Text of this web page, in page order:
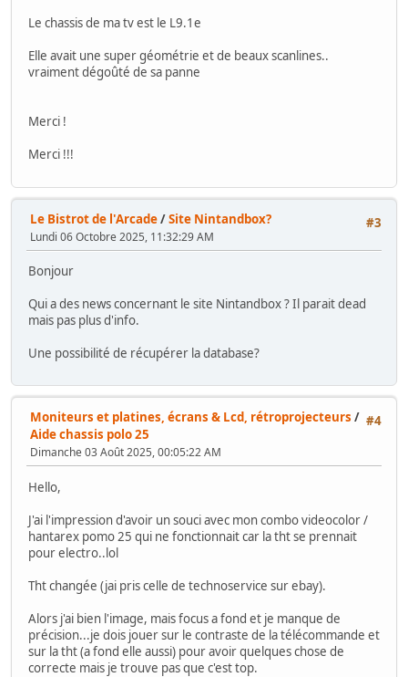
Le chassis de ma tv est le L9.1e
Elle avait une super géométrie et de beaux scanlines..
vraiment dégoûté de sa panne
Merci !
Merci !!!
#3
Le Bistrot de l'Arcade/Site Nintandbox?
Lundi 06 Octobre 2025, 11:32:29 AM
Bonjour
Qui a des news concernant le site Nintandbox ? Il parait dead
mais pas plus d'info.
Une possibilité de récupérer la database?
#4
Moniteurs et platines, écrans & Lcd, rétroprojecteurs /
Aide chassis polo 25
Dimanche 03 Août 2025, 00:05:22 AM
Hello,
J'ai l'impression d'avoir un souci avec mon combo videocolor /
hantarex pomo 25 qui ne fonctionnait car la tht se prennait
pour electro..lol
Tht changée (jai pris celle de technoservice sur ebay).
Alors j'ai bien l'image, mais focus a fond et je manque de
précision...je dois jouer sur le contraste de la télécommande et
sur la tht (a fond elle aussi) pour avoir quelques chose de
correcte mais je trouve pas que c'est top.